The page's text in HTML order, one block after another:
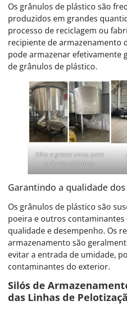
Os grânulos de plástico são
produzidos em grandes
processo de reciclagem ou
recipiente de armazenamento
pode armazenar efetivamente
de grânulos de plástico.
Silos a granel secos para
grânulos plásticos
Garantindo a qualidade
Os grânulos de plástico são
poeira e outros
qualidade e desempenho. Os
armazenamento são
evitar a entrada de umidade,
contaminantes do exterior.
Silós de
das Linhas de